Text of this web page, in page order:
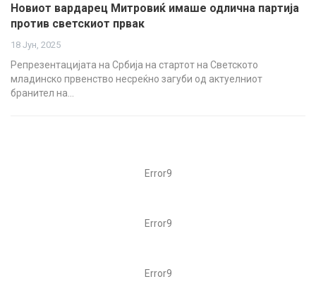
Новиот вардарец Митровиќ имаше одлична партија
против светскиот првак
18 Јун, 2025
Репрезентацијата на Србија на стартот на Светското
младинско првенство несреќно загуби од актуелниот
бранител на…
Error9
Error9
Error9